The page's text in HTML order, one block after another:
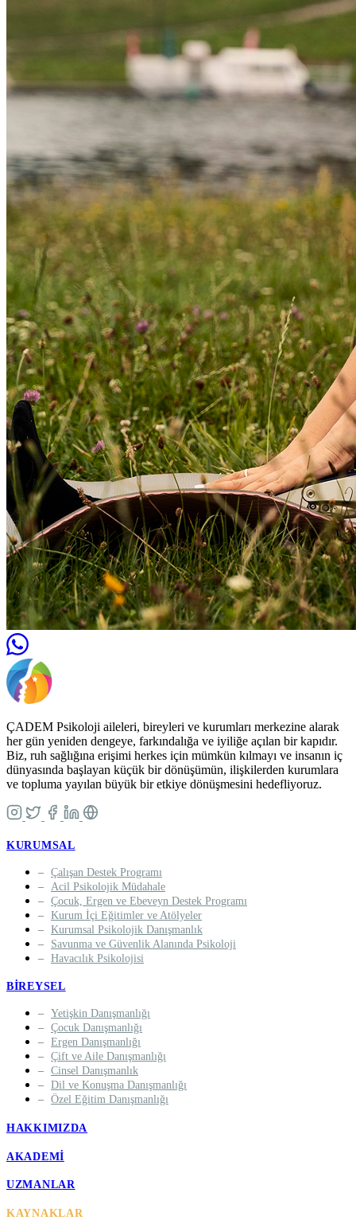
ÇADEM Psikoloji aileleri, bireyleri ve kurumları merkezine alarak
her gün yeniden dengeye, farkındalığa ve iyiliğe açılan bir kapıdır.
Biz, ruh sağlığına erişimi herkes için mümkün kılmayı ve insanın iç
dünyasında başlayan küçük bir dönüşümün, ilişkilerden kurumlara
ve topluma yayılan büyük bir etkiye dönüşmesini hedefliyoruz.
KURUMSAL
Çalışan Destek Programı
Acil Psikolojik Müdahale
Çocuk, Ergen ve Ebeveyn Destek Programı
Kurum İçi Eğitimler ve Atölyeler
Kurumsal Psikolojik Danışmanlık
Savunma ve Güvenlik Alanında Psikoloji
Havacılık Psikolojisi
BIREYSEL
Yetişkin Danışmanlığı
Çocuk Danışmanlığı
Ergen Danışmanlığı
Çift ve Aile Danışmanlığı
Cinsel Danışmanlık
Dil ve Konuşma Danışmanlığı
Özel Eğitim Danışmanlığı
HAKKIMIZDA
AKADEMI
UZMANLAR
KAYNAKLAR